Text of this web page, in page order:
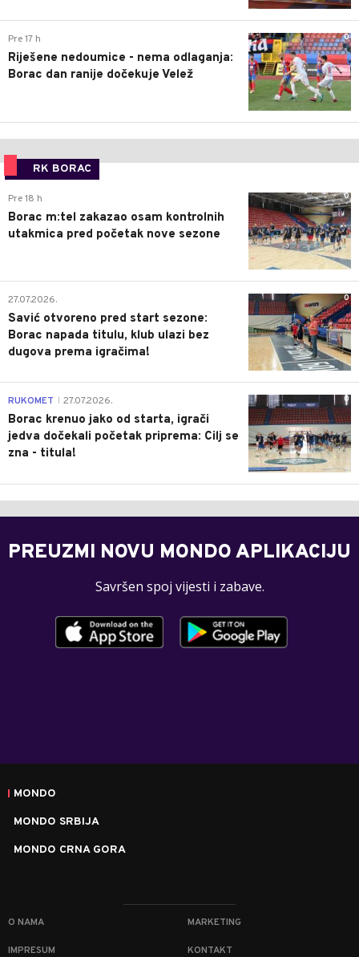
0
Pre 17 h
Riješene nedoumice - nema odlaganja:
Borac dan ranije dočekuje Velež
RK BORAC
0
Pre 18 h
Borac m:tel zakazao osam kontrolnih
utakmica pred početak nove sezone
0
27.07.2026.
Savić otvoreno pred start sezone:
Borac napada titulu, klub ulazi bez
dugova prema igračima!
0
RUKOMET 27.07.2026.
Borac krenuo jako od starta, igrači
jedva dočekali početak priprema: Cilj se
zna - titula!
PREUZMI NOVU MONDO APLIKACIJU
Savršen spoj vijesti i zabave.
MONDO
MONDO SRBIJA
MONDO CRNA GORA
O NAMA MARKETING
IMPRESUM KONTAKT